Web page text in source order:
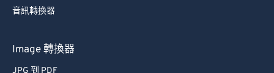
音訊轉換器
Image 轉換器
JPG 到 PDF